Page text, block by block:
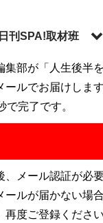
日刊SPA!取材班
へ
集部が「人生後半
ールでお届けしま
で完了です。
メール認証が必
ルが届かない場
再度ご登録ください